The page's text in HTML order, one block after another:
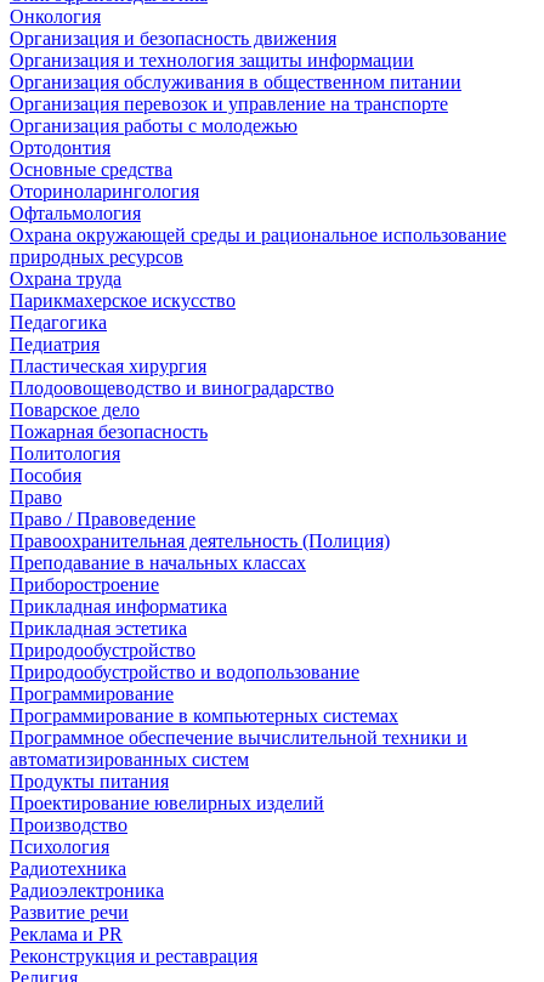
Онкология
Организация и безопасность движения
Организация и технология защиты информации
Организация обслуживания в общественном питании
Организация перевозок и управление на транспорте
Организация работы с молодежью
Ортодонтия
Основные средства
Оториноларингология
Офтальмология
Охрана окружающей среды и рациональное использование
природных ресурсов
Охрана труда
Парикмахерское искусство
Педагогика
Педиатрия
Пластическая хирургия
Плодоовощеводство и виноградарство
Поварское дело
Пожарная безопасность
Политология
Пособия
Право
Право / Правоведение
Правоохранительная деятельность (Полиция)
Преподавание в начальных классах
Приборостроение
Прикладная информатика
Прикладная эстетика
Природообустройство
Природообустройство и водопользование
Программирование
Программирование в компьютерных системах
Программное обеспечение вычислительной техники и
автоматизированных систем
Продукты питания
Проектирование ювелирных изделий
Производство
Психология
Радиотехника
Радиоэлектроника
Развитие речи
Реклама и PR
Реконструкция и реставрация
Религия